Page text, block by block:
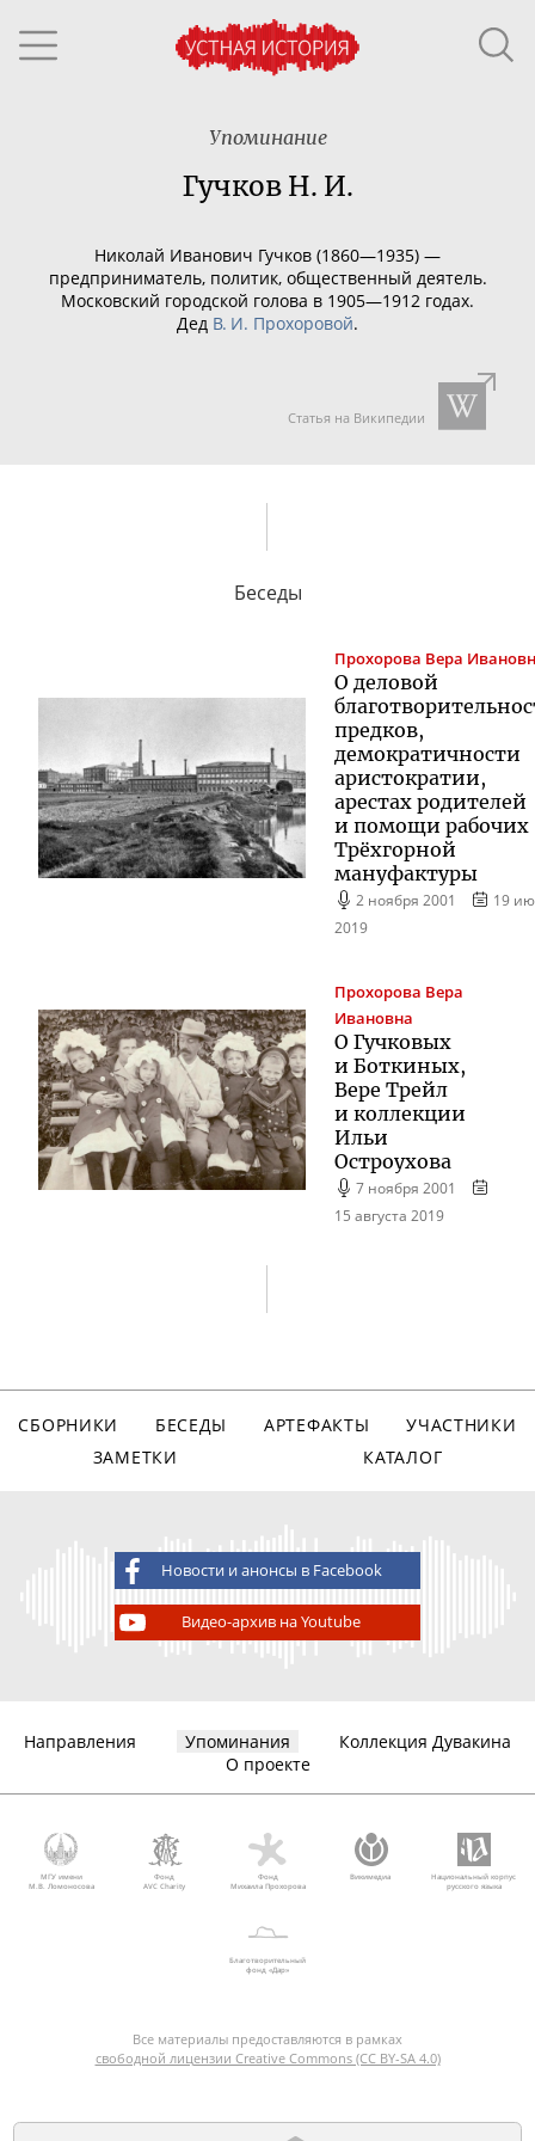
Упоминание
Гучков Н. И.
Николай Иванович Гучков (1860—1935) —
предприниматель, политик, общественный деятель.
Московский городской голова в 1905—1912 годах.
Дед В. И. Прохоровой.
Статья на Википедии
Беседы
Прохорова Вера
О деловой
предков,
демократичности
аристократии,
арестах родителей
и помощи рабочих
Трёхгорной
мануфактуры
2 ноября 2001
19
2019
Прохорова Вера
Ивановна
О Гучковых
и Боткиных,
Вере Трейл
и коллекции
Ильи
Остроухова
7 ноября 2001
15 августа 2019
СБОРНИКИ БЕСЕДЫ АРТЕФАКТЫ
УЧАСТНИКИ
ЗАМЕТКИ
КАТАЛОГ
Новости и анонсы в Facebook
Видео-архив на Youtube
Направления Упоминания
Коллекция Дувакина
О проекте
МГУ имени
М.В. Ломоносова
Фонд
AVC Charity
Фонд
Михаила Прохорова
Викимедиа
Национальный корпус
русского языка
Благотворительный
фонд «Дар»
Все материалы предоставляются в рамках
свободной лицензии Creative Commons (CC BY-SA 4.0)